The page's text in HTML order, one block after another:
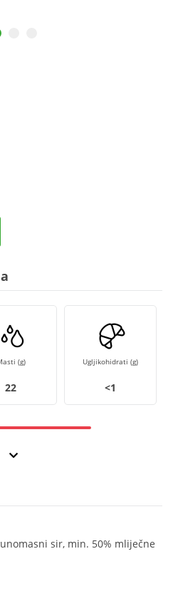
(g)
22
Ugljikohidrati (g)
<1
sir, min. 50% mliječne